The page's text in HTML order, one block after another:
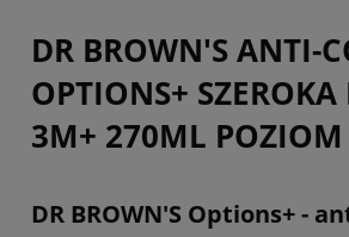
DR BROWN'S ANTI-
OPTIONS+
3M+ 270ML POZIOM
DR BROWN'S Options+ -